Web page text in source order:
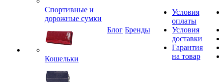
Спортивные и
дорожные сумки
Кошельки
Блог Бренды
Условия
оплаты
Условия
доставки
Гарантия
на товар